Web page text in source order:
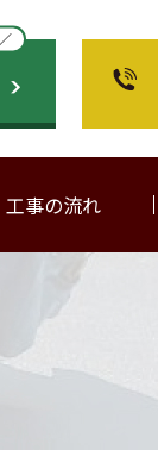
工事の流れ